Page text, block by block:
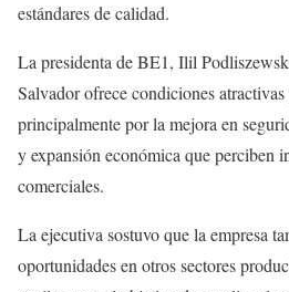
estándares de calidad.
La presidenta de BE1, Ilil
Salvador ofrece condiciones
principalmente por la mejora en
y expansión económica que perciben
comerciales.
La ejecutiva sostuvo que la empresa
oportunidades en otros sectores